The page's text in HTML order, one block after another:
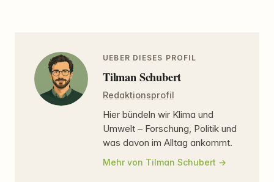
UEBER DIESES PROFIL
Tilman Schubert
Redaktionsprofil
Hier bündeln wir Klima und
Umwelt – Forschung, Politik und
was davon im Alltag ankommt.
Mehr von Tilman Schubert